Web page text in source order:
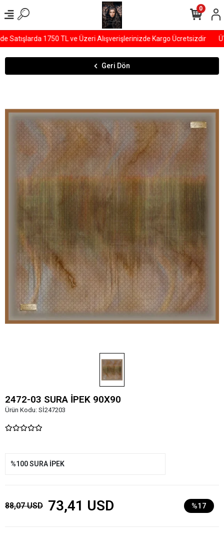
1750 TL ve Üzeri Alışverişlerinizde Kargo Ücretsizdir
0
Geri Dön
2472-03 SURA İPEK 90X90
Ürün Kodu: Sİ247203
%100 SURA İPEK
88,07 USD 73,41 USD %17